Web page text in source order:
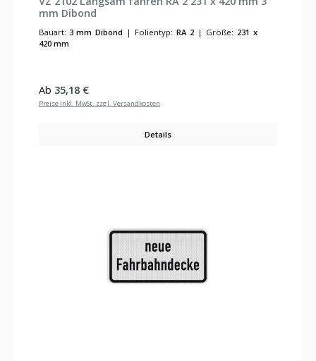
mm Dibond
Bauart: 3 mm Dibond | Folientyp: RA 2 | Größe: 231 x
420 mm
Regulärer Preis:
Ab 35,18 €
Preise inkl. MwSt. zzgl. Versandkosten
Details